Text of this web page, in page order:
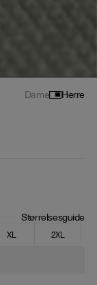
Dame Herre
Størrelsesguide
XL 2XL